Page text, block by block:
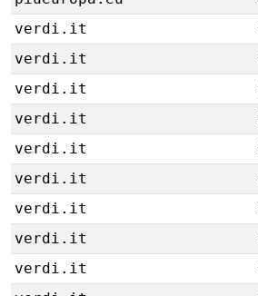
verdi.it
verdi.it
verdi.it
verdi.it
verdi.it
verdi.it
verdi.it
verdi.it
verdi.it